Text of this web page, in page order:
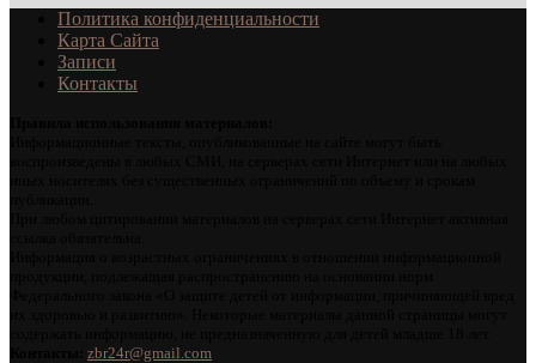
Политика конфиденциальности
Карта Сайта
Записи
Контакты
zbr24r@gmail.com